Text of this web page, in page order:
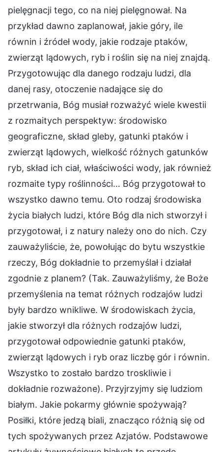
pielęgnacji tego, co na niej pielęgnował. Na
przykład dawno zaplanował, jakie góry, ile
równin i źródeł wody, jakie rodzaje ptaków,
zwierząt lądowych, ryb i roślin się na niej znajdą.
Przygotowując dla danego rodzaju ludzi, dla
danej rasy, otoczenie nadające się do
przetrwania, Bóg musiał rozważyć wiele kwestii
z rozmaitych perspektyw: środowisko
geograficzne, skład gleby, gatunki ptaków i
zwierząt lądowych, wielkość różnych gatunków
ryb, skład ich ciał, właściwości wody, jak również
rozmaite typy roślinności… Bóg przygotował to
wszystko dawno temu. Oto rodzaj środowiska
życia białych ludzi, które Bóg dla nich stworzył i
przygotował, i z natury należy ono do nich. Czy
zauważyliście, że, powołując do bytu wszystkie
rzeczy, Bóg dokładnie to przemyślał i działał
zgodnie z planem? (Tak. Zauważyliśmy, że Boże
przemyślenia na temat różnych rodzajów ludzi
były bardzo wnikliwe. W środowiskach życia,
jakie stworzył dla różnych rodzajów ludzi,
przygotował odpowiednie gatunki ptaków,
zwierząt lądowych i ryb oraz liczbę gór i równin.
Wszystko to zostało bardzo troskliwie i
dokładnie rozważone). Przyjrzyjmy się ludziom
białym. Jakie pokarmy głównie spożywają?
Posiłki, które jedzą biali, znacząco różnią się od
tych spożywanych przez Azjatów. Podstawowe